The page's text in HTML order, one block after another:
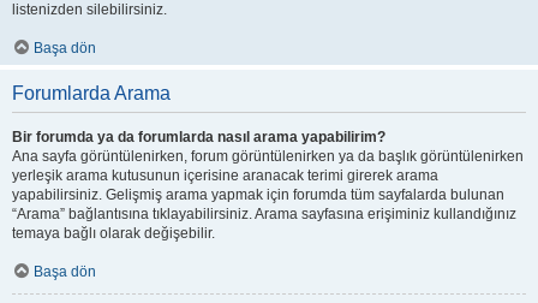
listenizden silebilirsiniz.
Başa dön
Forumlarda Arama
Bir forumda ya da forumlarda nasıl arama yapabilirim?
Ana sayfa görüntülenirken, forum görüntülenirken ya da başlık görüntülenirken
yerleşik arama kutusunun içerisine aranacak terimi girerek arama
yapabilirsiniz. Gelişmiş arama yapmak için forumda tüm sayfalarda bulunan
“Arama” bağlantısına tıklayabilirsiniz. Arama sayfasına erişiminiz kullandığınız
temaya bağlı olarak değişebilir.
Başa dön